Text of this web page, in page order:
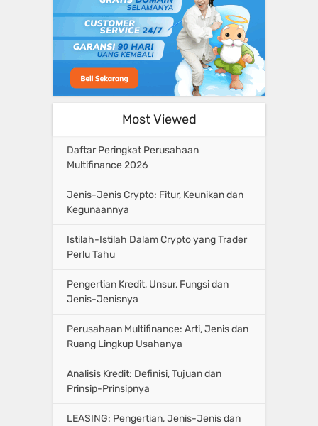
Most Viewed
Daftar Peringkat Perusahaan
Multifinance 2026
Jenis-Jenis Crypto: Fitur, Keunikan dan
Kegunaannya
Istilah-Istilah Dalam Crypto yang Trader
Perlu Tahu
Pengertian Kredit, Unsur, Fungsi dan
Jenis-Jenisnya
Perusahaan Multifinance: Arti, Jenis dan
Ruang Lingkup Usahanya
Analisis Kredit: Definisi, Tujuan dan
Prinsip-Prinsipnya
LEASING: Pengertian, Jenis-Jenis dan